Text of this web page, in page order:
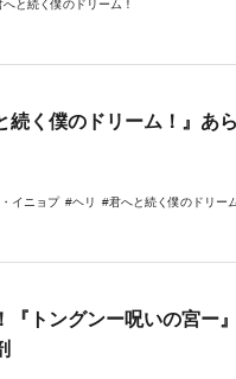
へと続く僕のドリーム！
続く僕のドリーム！』あ
イニョプ ヘリ 君へと続く僕のドリー
『トングンー呪いの宮ー